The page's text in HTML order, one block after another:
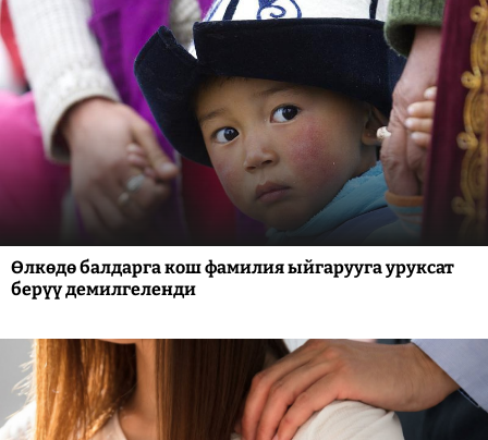
Өлкөдө балдарга кош фамилия ыйгарууга уруксат
берүү демилгеленди